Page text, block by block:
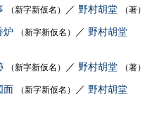
（新字新仮名） ／ 野村胡堂 （著）
炉 （新字新仮名） ／ 野村胡堂
（新字新仮名） ／ 野村胡堂 （著）
面 （新字新仮名） ／ 野村胡堂